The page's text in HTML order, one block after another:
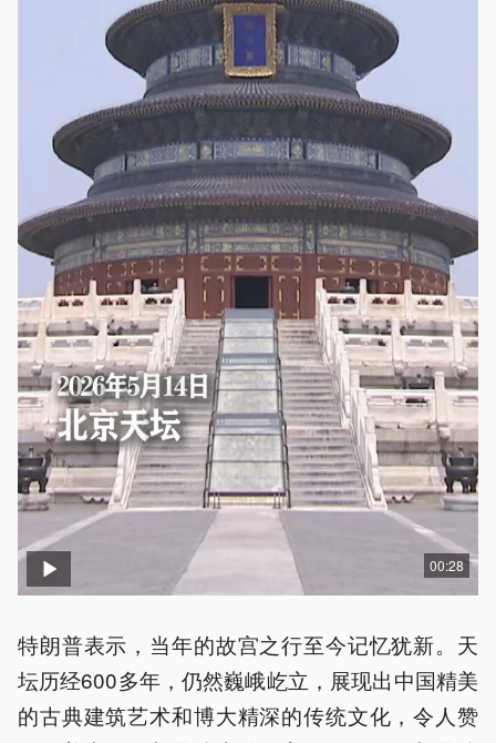
00:28
特朗普表示，当年的故宫之行至今记忆犹新。天
坛历经600多年，仍然巍峨屹立，展现出中国精美
的古典建筑艺术和博大精深的传统文化，令人赞